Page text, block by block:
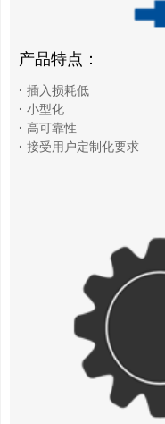
产品特点：
· 插入损耗低
· 小型化
· 高可靠性
· 接受用户定制化要求